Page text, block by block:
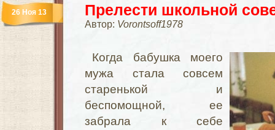
Прелести школьной
Автор: Vorontsoff1978
26 Ноя 13
Когда бабушка моего
мужа стала совсем
старенькой и
беспомощной, ее
забрала к себе